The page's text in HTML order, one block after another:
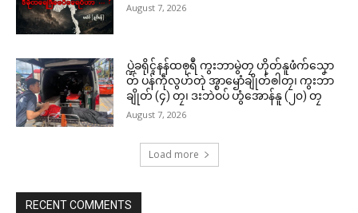
August 7, 2026
ပ္ဍဲခရိုၚ်နန်ထၜုရဳ ကွးဘာမွဲတၠ ဟိုတ်နူဖံက်သၞော
တ် ပန်ကဵုလွဟ်တုဲ အ္စာၝောံချိုတ်ၜါတၠ၊ ကွးဘာ
ချိုတ် (၄) တၠ၊ ဒးဘဲဝပ် ဟွံအောန်နူ (၂၀) တၠ
August 7, 2026
Load more
RECENT COMMENTS